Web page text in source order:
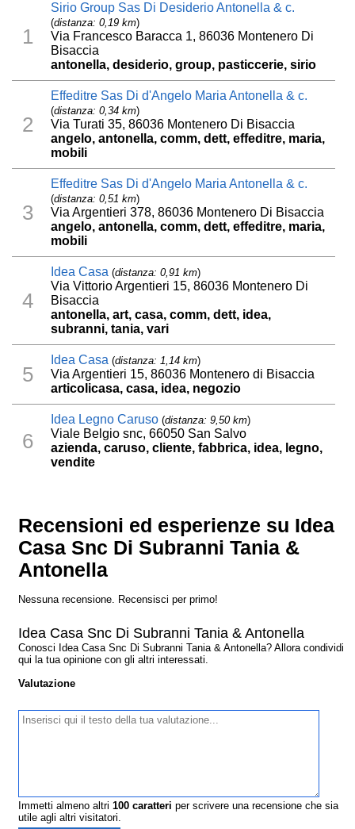
1
Sirio Group Sas Di Desiderio Antonella & c.
(distanza: 0,19 km)
Via Francesco Baracca 1, 86036 Montenero Di
Bisaccia
antonella, desiderio, group, pasticcerie, sirio
2
Effeditre Sas Di d'Angelo Maria Antonella & c.
(distanza: 0,34 km)
Via Turati 35, 86036 Montenero Di Bisaccia
angelo, antonella, comm, dett, effeditre, maria,
mobili
3
Effeditre Sas Di d'Angelo Maria Antonella & c.
(distanza: 0,51 km)
Via Argentieri 378, 86036 Montenero Di Bisaccia
angelo, antonella, comm, dett, effeditre, maria,
mobili
4
Idea Casa (distanza: 0,91 km)
Via Vittorio Argentieri 15, 86036 Montenero Di
Bisaccia
antonella, art, casa, comm, dett, idea,
subranni, tania, vari
5
Idea Casa (distanza: 1,14 km)
Via Argentieri 15, 86036 Montenero di Bisaccia
articolicasa, casa, idea, negozio
6
Idea Legno Caruso (distanza: 9,50 km)
Viale Belgio snc, 66050 San Salvo
azienda, caruso, cliente, fabbrica, idea, legno,
vendite
Recensioni ed esperienze su Idea
Casa Snc Di Subranni Tania &
Antonella
Nessuna recensione. Recensisci per primo!
Idea Casa Snc Di Subranni Tania & Antonella
Conosci Idea Casa Snc Di Subranni Tania & Antonella? Allora condividi
qui la tua opinione con gli altri interessati.
Valutazione
Immetti almeno altri100 caratteri per scrivere una recensione che sia
utile agli altri visitatori.